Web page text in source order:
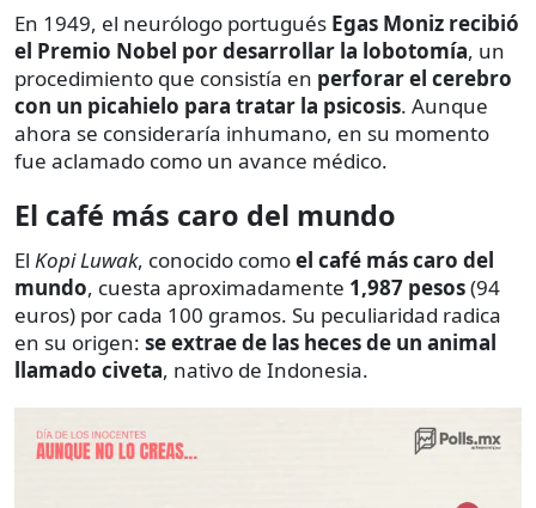
En 1949, el neurólogo portugués Egas Moniz recibió
el Premio Nobel por desarrollar la lobotomía, un
procedimiento que consistía en perforar el cerebro
con un picahielo para tratar la psicosis. Aunque
ahora se consideraría inhumano, en su momento
fue aclamado como un avance médico.
El café más caro del mundo
El Kopi Luwak, conocido comoel café más caro del
mundo, cuesta aproximadamente 1,987 pesos(94
euros) por cada 100 gramos. Su peculiaridad radica
en su origen: se extrae de las heces de un animal
llamado civeta, nativo de Indonesia.